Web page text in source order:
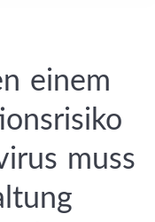
einem
muss